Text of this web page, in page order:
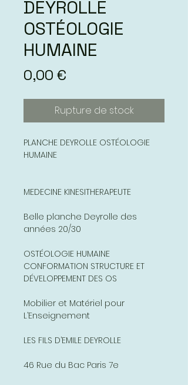
DEYROLLE
OSTÉOLOGIE
HUMAINE
0,00 €
Rupture de stock
PLANCHE DEYROLLE OSTÉOLOGIE
HUMAINE
MEDECINE KINESITHERAPEUTE
Belle planche Deyrolle des
années 20/30
OSTÉOLOGIE HUMAINE
CONFORMATION STRUCTURE ET
DÉVELOPPEMENT DES OS
Mobilier et Matériel pour
L’Enseignement
LES FILS D’EMILE DEYROLLE
46 Rue du Bac Paris 7e